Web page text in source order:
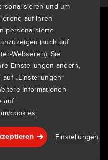
Hilfe & support
und um
auf Ihren
personalisierte
(auch auf
Webseiten). Sie
Einstellungen ändern,
auf „Einstellungen“
Informationen
auf
cookies
Einstellungen